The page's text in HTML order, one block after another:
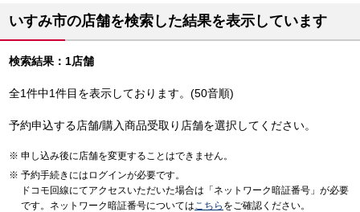
いすみ市の店舗を検索した結果を表示しています
検索結果：1店舗
全1件中1件目を表示しております。(50音順)
予約申込する店舗/購入商品受取り店舗を選択してください。
申し込み後に店舗を変更することはできません。
予約手続きにはログインが必要です。
ドコモ回線にてアクセスいただいた場合は「ネットワーク暗証番号」が必要
です。ネットワーク暗証番号についてはこちら をご確認ください。